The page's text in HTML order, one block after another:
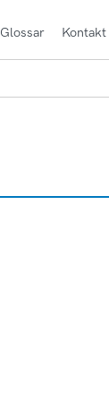
Glossar Kontakt